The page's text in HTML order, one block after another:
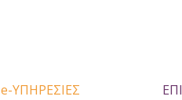
e-ΥΠΗΡΕΣΙΕΣ